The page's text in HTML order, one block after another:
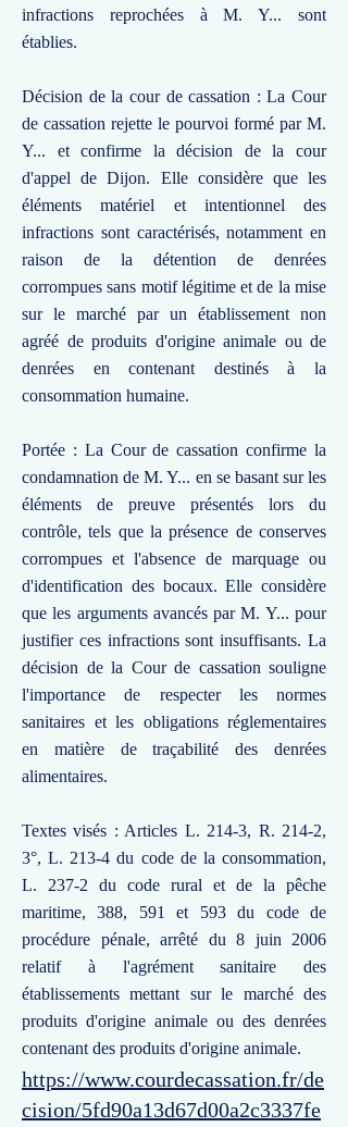
infractions reprochées à M. Y... sont
établies.
Décision de la cour de cassation : La Cour
de cassation rejette le pourvoi formé par M.
Y... et confirme la décision de la cour
d'appel de Dijon. Elle considère que les
éléments matériel et intentionnel des
infractions sont caractérisés, notamment en
raison de la détention de denrées
corrompues sans motif légitime et de la mise
sur le marché par un établissement non
agréé de produits d'origine animale ou de
denrées en contenant destinés à la
consommation humaine.
Portée : La Cour de cassation confirme la
condamnation de M. Y... en se basant sur les
éléments de preuve présentés lors du
contrôle, tels que la présence de conserves
corrompues et l'absence de marquage ou
d'identification des bocaux. Elle considère
que les arguments avancés par M. Y... pour
justifier ces infractions sont insuffisants. La
décision de la Cour de cassation souligne
l'importance de respecter les normes
sanitaires et les obligations réglementaires
en matière de traçabilité des denrées
alimentaires.
Textes visés : Articles L. 214-3, R. 214-2,
3°, L. 213-4 du code de la consommation,
L. 237-2 du code rural et de la pêche
maritime, 388, 591 et 593 du code de
procédure pénale, arrêté du 8 juin 2006
relatif à l'agrément sanitaire des
établissements mettant sur le marché des
produits d'origine animale ou des denrées
contenant des produits d'origine animale.
https://www.courdecassation.fr/de
cision/5fd90a13d67d00a2c3337fe